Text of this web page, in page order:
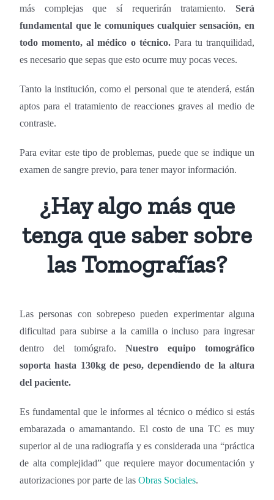
más complejas que sí requerirán tratamiento. Será
fundamental que le comuniques cualquier sensación, en
todo momento, al médico o técnico.Para tu tranquilidad,
es necesario que sepas que esto ocurre muy pocas veces.
Tanto la institución, como el personal que te atenderá, están
aptos para el tratamiento de reacciones graves al medio de
contraste.
Para evitar este tipo de problemas, puede que se indique un
examen de sangre previo, para tener mayor información.
¿Hay algo más que
tenga que saber sobre
las Tomografías?
Las personas con sobrepeso pueden experimentar alguna
dificultad para subirse a la camilla o incluso para ingresar
dentro del tomógrafo. Nuestro equipo tomográfico
soporta hasta 130kg de peso, dependiendo de la altura
del paciente.
Es fundamental que le informes al técnico o médico si estás
embarazada o amamantando. El costo de una TC es muy
superior al de una radiografía y es considerada una “práctica
de alta complejidad” que requiere mayor documentación y
autorizaciones por parte de lasObras Sociales.